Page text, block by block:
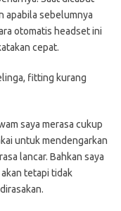
apabila sebelumnya
otomatis headset ini
cepat.
fitting kurang
saya merasa cukup
untuk mendengarkan
lancar. Bahkan saya
akan tetapi tidak